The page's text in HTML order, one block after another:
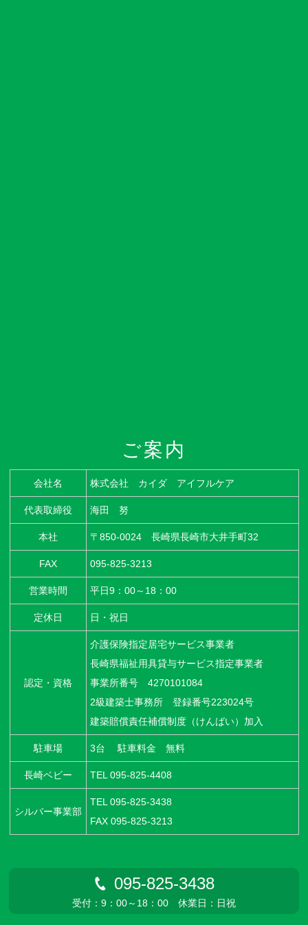
ご案内
会社名 株式会社 カイダ アイフルケア
代表取締役 海田 努
本社 〒850-0024 長崎県長崎市大井手町32
FAX 095-825-3213
営業時間 平日9：00～18：00
定休日 日・祝日
認定・資格
介護保険指定居宅サービス事業者
長崎県福祉用具貸与サービス指定事業者
事業所番号 4270101084
2級建築士事務所 登録番号223024号
建築賠償責任補償制度（けんばい）加入
駐車場 3台 駐車料金 無料
長崎ベビー TEL 095-825-4408
シルバー事業部
TEL 095-825-3438
FAX 095-825-3213
095-825-3438
受付：9：00～18：00 休業日：日祝